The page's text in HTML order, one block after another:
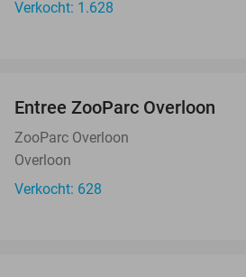
Verkocht: 1.628
TODAY
Entree ZooParc Overloon
ZooParc Overloon
Overloon
Verkocht: 628